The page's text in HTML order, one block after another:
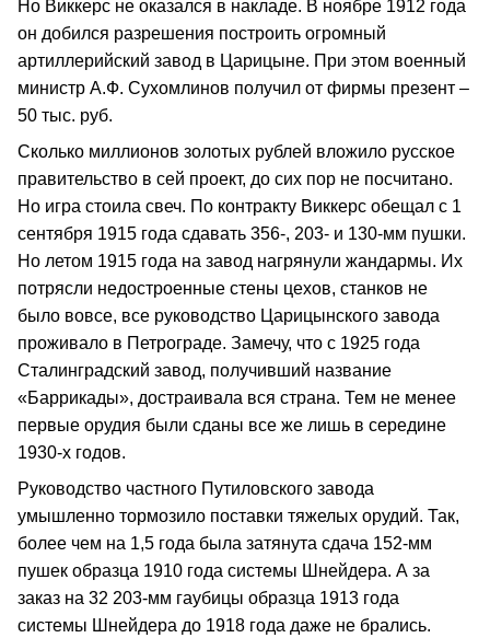
Но Виккерс не оказался в накладе. В ноябре 1912 года
он добился разрешения построить огромный
артиллерийский завод в Царицыне. При этом военный
министр А.Ф. Сухомлинов получил от фирмы презент –
50 тыс. руб.
Сколько миллионов золотых рублей вложило русское
правительство в сей проект, до сих пор не посчитано.
Но игра стоила свеч. По контракту Виккерс обещал с 1
сентября 1915 года сдавать 356-, 203- и 130-мм пушки.
Но летом 1915 года на завод нагрянули жандармы. Их
потрясли недостроенные стены цехов, станков не
было вовсе, все руководство Царицынского завода
проживало в Петрограде. Замечу, что с 1925 года
Сталинградский завод, получивший название
«Баррикады», достраивала вся страна. Тем не менее
первые орудия были сданы все же лишь в середине
1930-х годов.
Руководство частного Путиловского завода
умышленно тормозило поставки тяжелых орудий. Так,
более чем на 1,5 года была затянута сдача 152-мм
пушек образца 1910 года системы Шнейдера. А за
заказ на 32 203-мм гаубицы образца 1913 года
системы Шнейдера до 1918 года даже не брались.